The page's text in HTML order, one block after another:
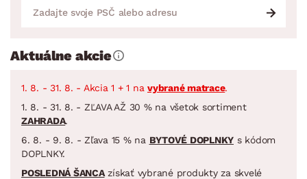
Aktuálne akcie
1. 8. - 31. 8. - Akcia 1 + 1 na vybrané matrace.
1. 8. - 31. 8. - ZĽAVA AŽ 30 % na všetok sortiment
ZAHRADA.
6. 8. - 9. 8. - Zľava 15 % na BYTOVÉ DOPLNKY s kódom
DOPLNKY.
POSLEDNÁ ŠANCAzískať vybrané produkty za skvelé